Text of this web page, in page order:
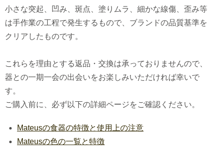
小さな突起、凹み、斑点、塗りムラ、細かな線傷、歪み等
は手作業の工程で発生するもので、ブランドの品質基準を
クリアしたものです。
これらを理由とする返品・交換は承っておりませんので、
器との一期一会の出会いをお楽しみいただければ幸いで
す。
ご購入前に、必ず以下の詳細ページをご確認ください。
Mateusの食器の特徴と使用上の注意
Mateusの色の一覧と特徴